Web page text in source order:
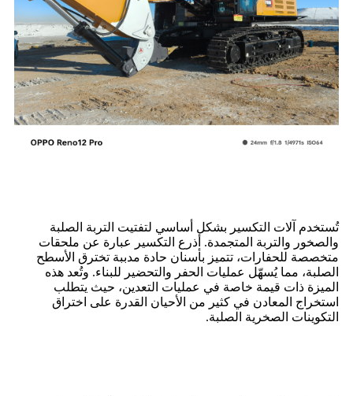
تُستخدم آلات التكسير بشكل أساسي لتفتيت التربة الصلبة
والصخور والتربة المتجمدة. أذرع التكسير عبارة عن ملحقات
متخصصة للحفارات، تتميز بأسنان حادة مدببة تخترق الأسطح
الصلبة، مما يُسهّل عمليات الحفر والتحضير للبناء. وتُعد هذه
الميزة ذات قيمة خاصة في عمليات التعدين، حيث يتطلب
استخراج المعادن في كثير من الأحيان القدرة على اختراق
التكوينات الصخرية الصلبة.